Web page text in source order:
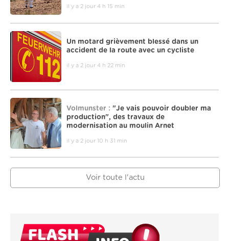
il y a 2 jour 4 h 15 min
Un motard grièvement blessé dans un
accident de la route avec un cycliste
il y a 2 jour 4 h 22 min
Volmunster : "Je vais pouvoir doubler ma
production", des travaux de
modernisation au moulin Arnet
il y a 2 jour 10 h 31 min
Voir toute l'actu